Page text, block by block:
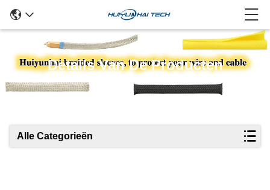
Details Van De Producten
Alle Categorieën